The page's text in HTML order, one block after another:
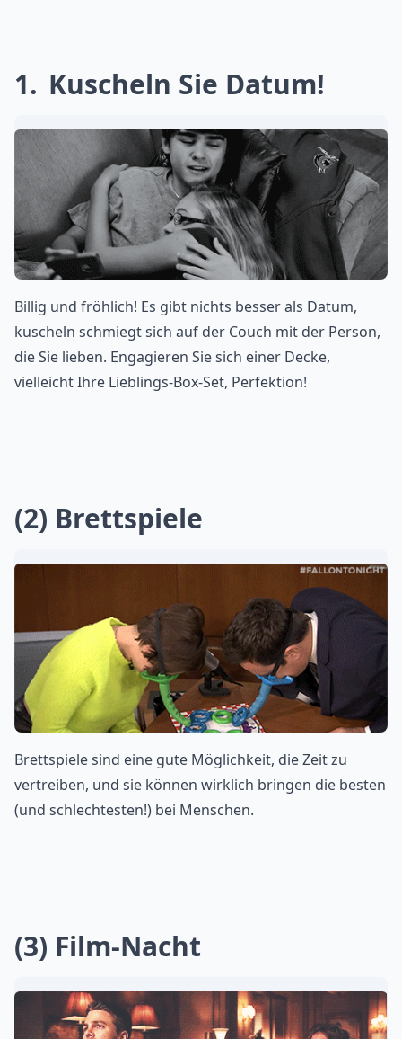
1 Kuscheln Sie Datum!
Billig und fröhlich! Es gibt nichts besser als Datum,
kuscheln schmiegt sich auf der Couch mit der Person,
die Sie lieben. Engagieren Sie sich einer Decke,
vielleicht Ihre Lieblings-Box-Set, Perfektion!
(2) Brettspiele
Brettspiele sind eine gute Möglichkeit, die Zeit zu
vertreiben, und sie können wirklich bringen die besten
(und schlechtesten!) bei Menschen.
(3) Film-Nacht